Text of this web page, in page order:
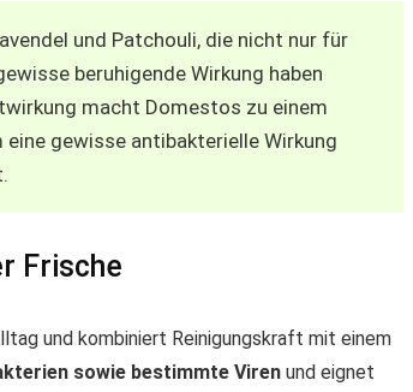
und Patchouli, die nicht nur für
beruhigende Wirkung haben
macht Domestos zu einem
eine gewisse antibakterielle Wirkung
Frische
und kombiniert Reinigungskraft mit einem
sowie bestimmte Viren und eignet